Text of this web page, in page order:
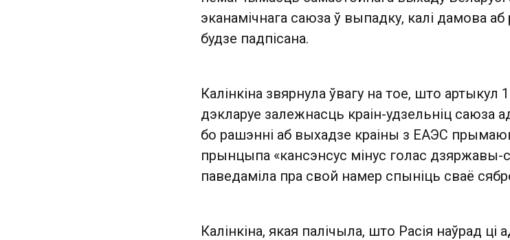
эканамічнага саюза ў выпадку, калі дамова
будзе падпісана.
Калінкіна звярнула ўвагу на тое, што
дэкларуе залежнасць краін-удзельніц саюза
бо рашэнні аб выхадзе краіны з ЕАЭС
прынцыпа «кансэнсус мінус голас дзяржавы-
паведаміла пра свой намер спыніць сваё
Калінкіна, якая палічыла, што Расія наўрад ці